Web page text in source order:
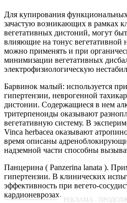
Для купирования
зачастую возникающих в рамках
вегетативных дистоний, могут
влияющие на тонус
можно применять и при
минимизации вегетативных
электрофизиологическую
Барвинок малый: используется
гипертензии, неврогенной
дистонии. Содержащиеся в нем
тритерпеноиды оказывают
вегетативную систему. В
Vinca herbacea оказывают
время описаны
надземной части способны
Панцерина ( Panzerina lanata ).
гипертензии. В клинических
эффективность при вегето-
кардионеврозах.